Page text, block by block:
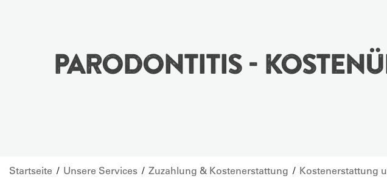
PARODONTITIS -
Startseite Unsere Services Zuzahlung & Kostenerstattung Kostenerstattung